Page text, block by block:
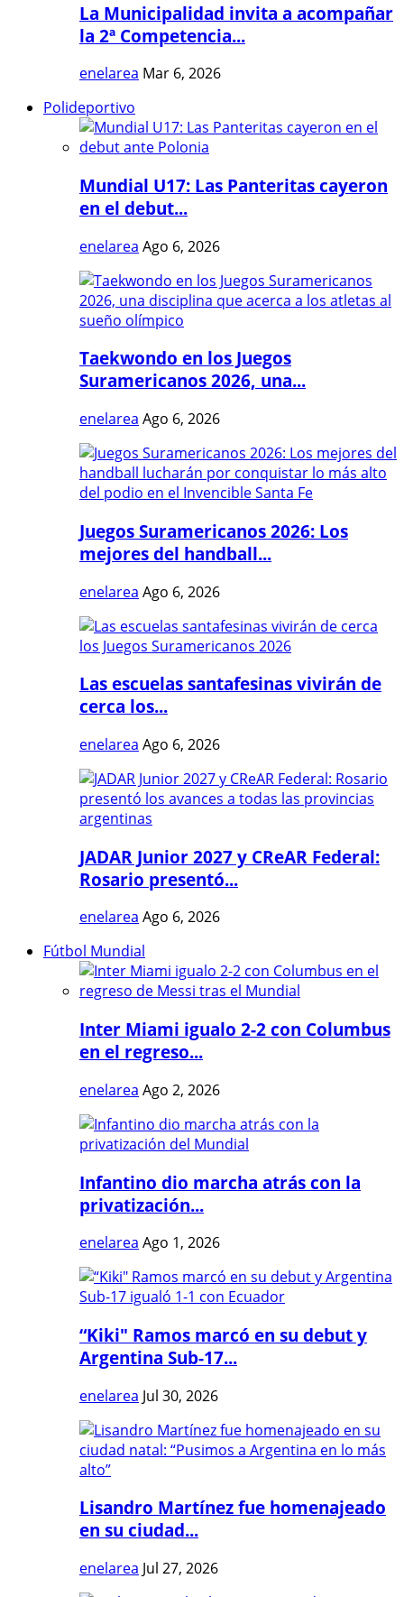
La Municipalidad invita a acompañar
la 2ª Competencia...
enelarea Mar 6, 2026
Polideportivo
Mundial U17: Las Panteritas cayeron
en el debut...
enelarea Ago 6, 2026
Taekwondo en los Juegos
Suramericanos 2026, una...
enelarea Ago 6, 2026
Juegos Suramericanos 2026: Los
mejores del handball...
enelarea Ago 6, 2026
Las escuelas santafesinas vivirán de
cerca los...
enelarea Ago 6, 2026
JADAR Junior 2027 y CReAR Federal:
Rosario presentó...
enelarea Ago 6, 2026
Fútbol Mundial
Inter Miami igualo 2-2 con Columbus
en el regreso...
enelarea Ago 2, 2026
Infantino dio marcha atrás con la
privatización...
enelarea Ago 1, 2026
“Kiki" Ramos marcó en su debut y
Argentina Sub-17...
enelarea Jul 30, 2026
Lisandro Martínez fue homenajeado
en su ciudad...
enelarea Jul 27, 2026